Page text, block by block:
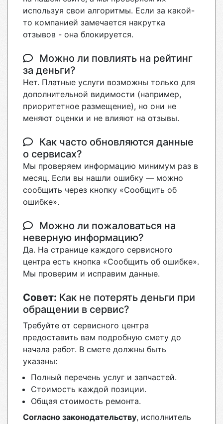
используя свои алгоритмы. Если за какой-
то компанией замечается накрутка
отзывов - она блокируется.
Можно ли повлиять на рейтинг
за деньги?
Нет. Платные услуги возможны только для
дополнительной видимости (например,
приоритетное размещение), но они не
меняют оценки и не влияют на отзывы.
Как часто обновляются данные
о сервисах?
Мы проверяем информацию минимум раз в
месяц. Если вы нашли ошибку — можно
сообщить через кнопку «Сообщить об
ошибке».
Можно ли пожаловаться на
неверную информацию?
Да. На странице каждого сервисного
центра есть кнопка «Сообщить об ошибке».
Мы проверим и исправим данные.
Совет: Как не потерять деньги при
обращении в сервис?
Требуйте от сервисного центра
предоставить вам подробную смету до
начала работ. В смете должны быть
указаны:
Полный перечень услуг и запчастей.
Стоимость каждой позиции.
Общая стоимость ремонта.
Согласно законодательству, исполнитель